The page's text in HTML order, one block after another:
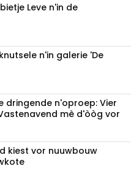
Leve n'in de
n'in galerie 'De
dringende n'oproep: Vier
mè d'òòg vor
kiest vor nuuwbouw